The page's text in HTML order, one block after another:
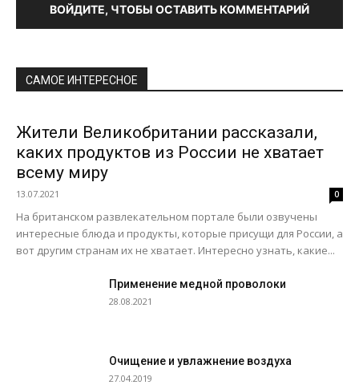
ВОЙДИТЕ, ЧТОБЫ ОСТАВИТЬ КОММЕНТАРИЙ
САМОЕ ИНТЕРЕСНОЕ
Жители Великобритании рассказали,
каких продуктов из России не хватает
всему миру
13.07.2021 0
На британском развлекательном портале были озвучены
интересные блюда и продукты, которые присущи для России, а
вот другим странам их не хватает. Интересно узнать, какие...
Применение медной проволоки
28.08.2021
Очищение и увлажнение воздуха
27.04.2019